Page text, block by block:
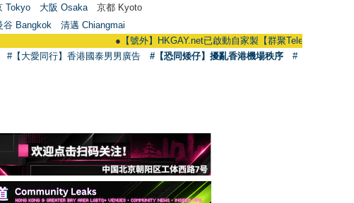
Tokyo 大阪 Osaka 京都 Kyoto
谷 Bangkok
清邁 Chiangmai
【號外】HKGAY.net已啟動自家製【群聚Telegram群組】
#【大愛同行】香港國泰男男廣告 #【恐同矮仔】擾亂香港機場秩序
#